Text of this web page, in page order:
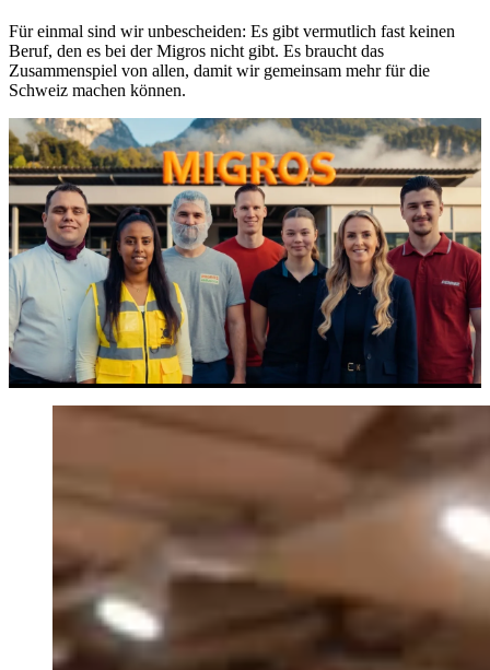
Für einmal sind wir unbescheiden: Es gibt vermutlich fast keinen
Beruf, den es bei der Migros nicht gibt. Es braucht das
Zusammenspiel von allen, damit wir gemeinsam mehr für die
Schweiz machen können.